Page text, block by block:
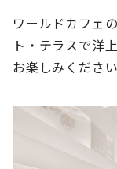
ワールドカフェ
ト・テラスで洋
お楽しみください